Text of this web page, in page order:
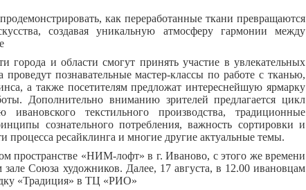
как переработанные ткани превращаются
создавая уникальную атмосферу гармонии между
города и области смогут принять участие в увлекательных
познавательные мастер-классы по работе с тканью,
а также посетителям предложат интереснейшую ярмарку
Дополнительно вниманию зрителей предлагается цикл
текстильного производства, традиционные
сознательного потребления, важность сортировки и
процесса ресайклинга и многие другие актуальные темы.
пространстве «НИМ-лофт» в г. Иваново, с этого же времени
зале Союза художников. Далее, 17 августа, в 12.00 ивановцам
«Традиция» в ТЦ «РИО»